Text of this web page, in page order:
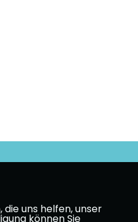
uns helfen, unser
können Sie